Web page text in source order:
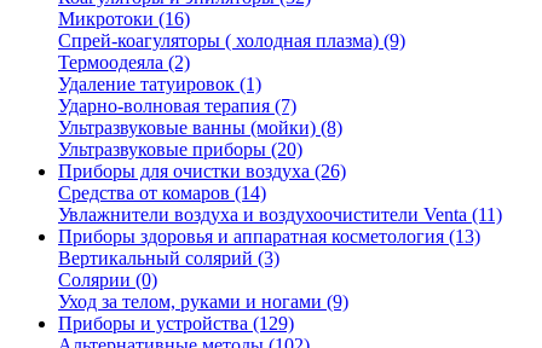
Микротоки (16)
Спрей-коагуляторы ( холодная плазма) (9)
Термоодеяла (2)
Удаление татуировок (1)
Ударно-волновая терапия (7)
Ультразвуковые ванны (мойки) (8)
Ультразвуковые приборы (20)
Приборы для очистки воздуха (26)
Средства от комаров (14)
Увлажнители воздуха и воздухоочистители Venta (11)
Приборы здоровья и аппаратная косметология (13)
Вертикальный солярий (3)
Солярии (0)
Уход за телом, руками и ногами (9)
Приборы и устройства (129)